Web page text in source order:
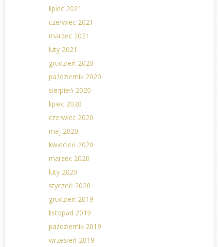
lipiec 2021
czerwiec 2021
marzec 2021
luty 2021
grudzień 2020
październik 2020
sierpień 2020
lipiec 2020
czerwiec 2020
maj 2020
kwiecień 2020
marzec 2020
luty 2020
styczeń 2020
grudzień 2019
listopad 2019
październik 2019
wrzesień 2019